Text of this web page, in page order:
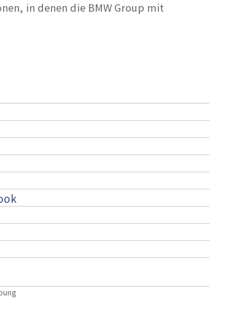
in denen die BMW Group mit